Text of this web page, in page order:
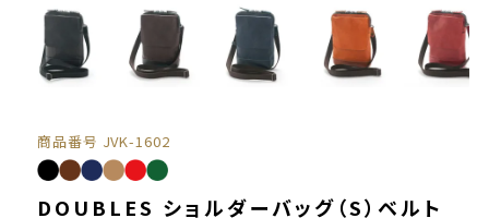
商品番号 JVK-1602
DOUBLES ショルダーバッグ（S）ベルト